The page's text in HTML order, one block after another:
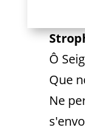
Ô
Que
Ne